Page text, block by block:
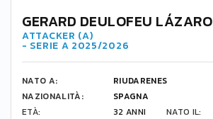
GERARD DEULOFEU LÁZARO
ATTACKER (A)
- SERIE A 2025/2026
NATO A:
RIUDARENES
NAZIONALITÀ:
SPAGNA
ETÀ:
32 ANNI NATO IL: